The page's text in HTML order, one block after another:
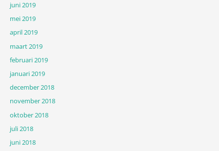
juni 2019
mei 2019
april 2019
maart 2019
februari 2019
januari 2019
december 2018
november 2018
oktober 2018
juli 2018
juni 2018